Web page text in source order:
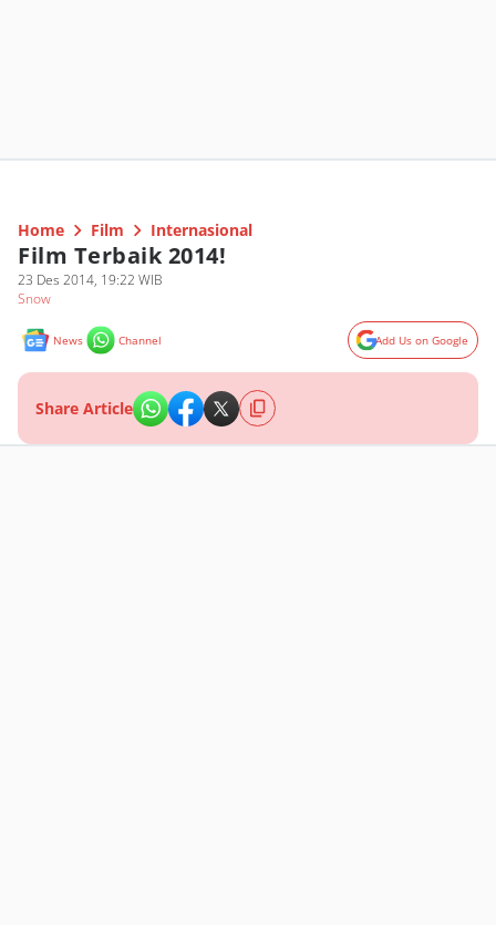
Home Film Internasional
Film Terbaik 2014!
23 Des 2014, 19:22 WIB
Snow
News Channel Add Us on Google
Share Article